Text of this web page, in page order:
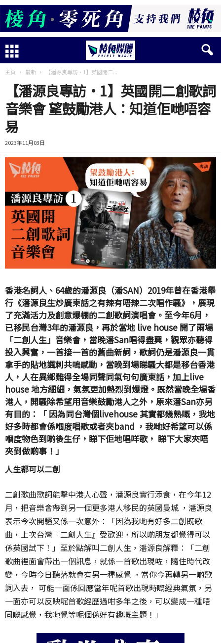
主頁 最新 【潘源良專訪·1】英國開二...
【潘源良專訪·1】英國開二創歌詞
音樂會 望鼓勵港人：知道佢哋唔容
易
2023年11月03日
香港名詞人、64歲的潘源良（潘SAN）2019年曾在香港舉
行《潘源良生炒廣東話之有辣有唔辣二次唱作騷》，展現
了充滿活力及創意爆棚的二創歌詞演唱會。至今年6月，
已移民台灣3年的潘源良，再於當地 live house 開了兩場
「二創人生」音樂會，當晚潘San唱得盡興，觀眾亦聽得
投入興奮，一首接一首的舊曲新詞，歌詞仍是潘源良一貫
拿手的貼地諷刺共嗚感動，當晚到場睇騷大都是移台香港
人，人在異鄉難得全場同聲同氣句句廣東話，加上live
house 地方細細，氣氛更加熱烈到爆燈。既然當晚全場香
港人，開騷除希望用音樂鼓勵港人之外，原來潘San亦另
有目的：「 因為同台灣個livehouse 其實都幾熟嘅，我地
好多時都會係嗰度唱歌或者夾band ，我哋好希望可以係
嗰度物色到啲後生仔，睇下佢地唱咩歌， 睇下大家夾唔
夾到做啲事！」
人生都可以二創
二創歌曲歌詞能擊中港人心聲，潘源良實行添食，在今年12
月，把音樂會帶到另一個更多港人移民的英國曼城 ，潘源良
表示今次開騷又係一次意外：「因為我哋有好多二創既歌
曲，上次台灣『二創人生』受歡迎，所以啲朋友都覺得可以
係英國試下！」至於點解叫二創人生，潘源良解釋：「二創
歌曲裡面會帶出一個訊息，就係一首歌出現咗，隨住時代改
變，今時今日聽落就會有另一種感覺 ，當你今再轉另一啲歌
詞入去， 可能一面係回應當年呢首歌出現時嘅經典氣氛，另
一面亦可以反映呢首歌經歷過咁多年之後，可以變成一種唔
同嘅感覺，我哋覺等呢個係好有趣嘅主題！」